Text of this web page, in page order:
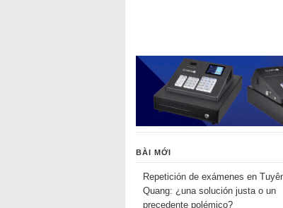
BÀI MỚI
Repetición de exámenes en
Quang: ¿una solución justa o un
precedente polémico?